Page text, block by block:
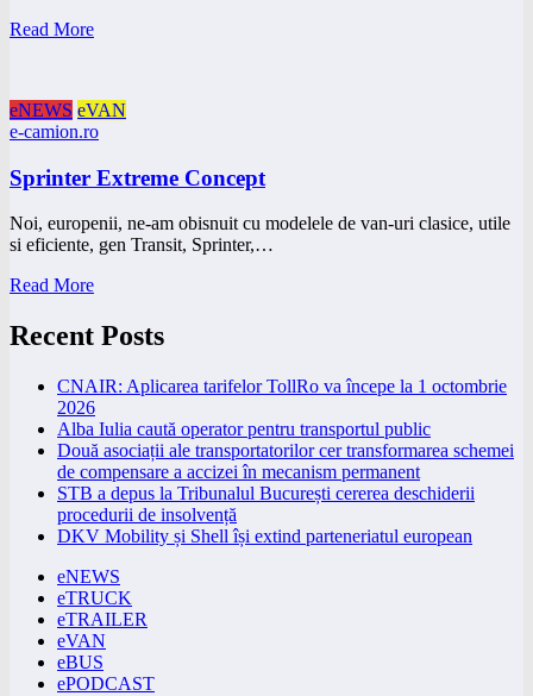
Read More
eNEWS eVAN
e-camion.ro
Sprinter Extreme Concept
Noi, europenii, ne-am obisnuit cu modelele de van-uri clasice, utile
si eficiente, gen Transit, Sprinter,…
Read More
Recent Posts
CNAIR: Aplicarea tarifelor TollRo va începe la 1 octombrie
2026
Alba Iulia caută operator pentru transportul public
Două asociații ale transportatorilor cer transformarea schemei
de compensare a accizei în mecanism permanent
STB a depus la Tribunalul București cererea deschiderii
procedurii de insolvență
DKV Mobility și Shell își extind parteneriatul european
eNEWS
eTRUCK
eTRAILER
eVAN
eBUS
ePODCAST